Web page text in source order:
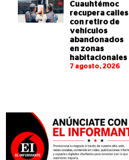
Cuauhtémoc
recupera calles
con retiro de
vehículos
abandonados
en zonas
habitacionales
7 agosto, 2026